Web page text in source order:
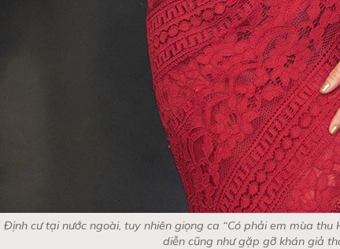
Định cư tại nước ngoài, tuy nhiên giọng ca “Có phải em mùa
diễn cũng như gặp gỡ khán giả